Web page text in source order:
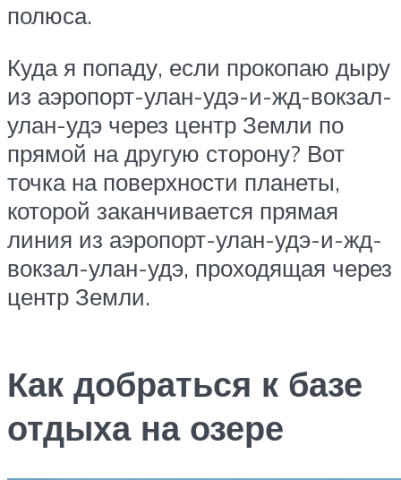
полюса.
Куда я попаду, если прокопаю дыру
из аэропорт-улан-удэ-и-жд-вокзал-
улан-удэ через центр Земли по
прямой на другую сторону? Вот
точка на поверхности планеты,
которой заканчивается прямая
линия из аэропорт-улан-удэ-и-жд-
вокзал-улан-удэ, проходящая через
центр Земли.
Как добраться к базе
отдыха на озере